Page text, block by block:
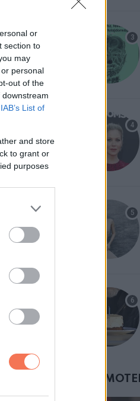
or
section to
may
personal
out of the
IAB’s List of
and store
to grant or
purposes